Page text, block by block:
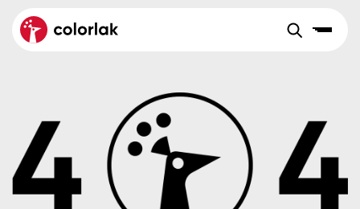
Velkoobchod Sortiment
Aktuality
Reference
O společnosti
Dřevo
Colorlak Dekor
Colorlak Profi